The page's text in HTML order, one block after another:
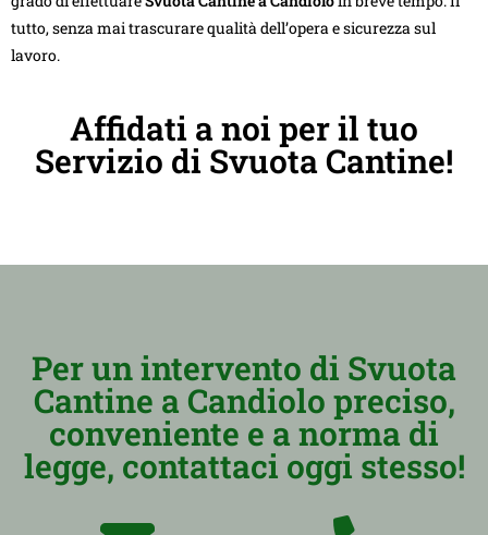
tutto, senza mai trascurare qualità dell’opera e sicurezza sul
lavoro.
Affidati a noi per il tuo
Servizio di Svuota Cantine!
Per un intervento di Svuota
Cantine a Candiolo preciso,
conveniente e a norma di
legge, contattaci oggi stesso!